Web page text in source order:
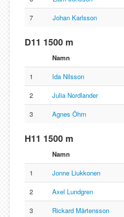
7
Johan Karlsson
D11 1500 m
Namn
1
Ida Nilsson
2
Julia Nordlander
3
Agnes Öhrn
H11 1500 m
Namn
1
Jonne Liukkonen
2
Axel Lundgren
3
Rickard Mårtensson